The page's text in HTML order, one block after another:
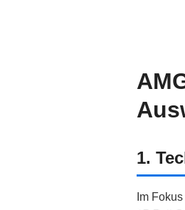
1.
Im